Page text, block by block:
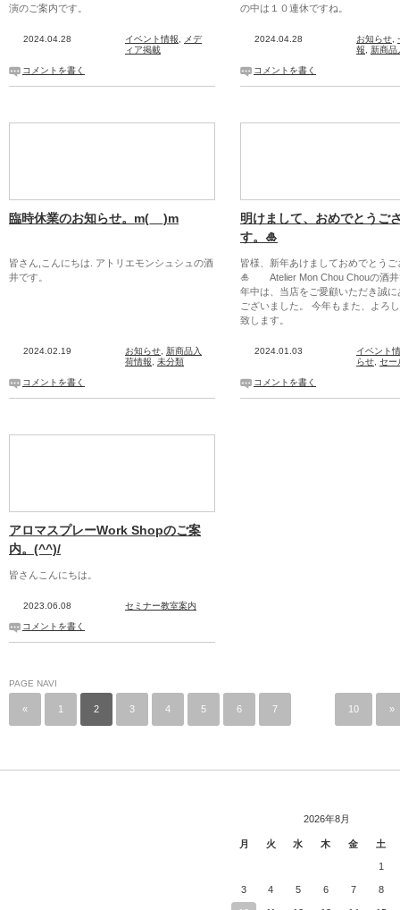
演のご案内です。
2024.04.28 イベント情報
メデ
ィア掲載
コメントを書く
の中は１０連休ですね。
2024.04.28 お知らせ
報
新商品
コメントを書く
臨時休業のお知らせ。m(__)m
皆さん,こんにちは. アトリエモンシュシュの酒
井です。
2024.02.19 お知らせ 新商品入
荷情報
未分類
コメントを書く
明けまして、おめでとうご
す。🎍
皆様、新年あけましておめでとう
🎍 Atelier Mon Chou Chouの酒井
年中は、当店をご愛顧いただき誠に
ございました。 今年もまた、よろ
致します。
2024.01.03
イベント
らせ セー
コメントを書く
アロマスプレーWork Shopのご案
内。(^^)/
皆さんこんにちは。
2023.06.08 セミナー教室案内
コメントを書く
PAGE NAVI
« 1 2 3 4 5 6 7 10 »
2026年8月
月 火 水 木 金 土
1
3 4 5 6 7 8